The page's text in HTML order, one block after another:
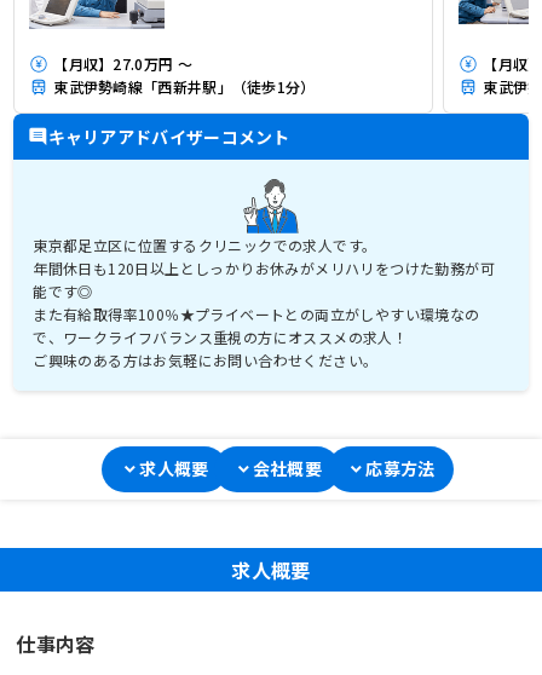
【月収】27.0万円 ～
東武伊勢崎線「西新井駅」（徒歩1分）
【月
東武伊
キャリアアドバイザーコメント
東京都足立区に位置するクリニックでの求人です。
年間休日も120日以上としっかりお休みがメリハリをつけた勤務が可
能です◎
また有給取得率100％★プライベートとの両立がしやすい環境なの
で、ワークライフバランス重視の方にオススメの求人！
ご興味のある方はお気軽にお問い合わせください。
求人概要 会社概要 応募方法
求人概要
仕事内容